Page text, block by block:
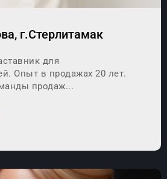
г.Стерлитамак
для
Опыт в продажах 20 лет.
продаж...